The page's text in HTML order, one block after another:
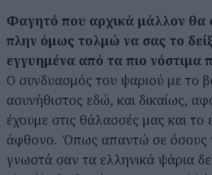
Φαγητό που αρχικά μάλλον θα
πλην όμως τολμώ να σας το
εγγυημένα από τα πιο νόστιμα
Ο συνδυασμός του ψαριού με το
ασυνήθιστος εδώ, και δικαίως,
έχουμε στις θάλασσές μας και το
άφθονο. Όπως απαντώ σε όσους
γνωστά σαν τα ελληνικά ψάρια